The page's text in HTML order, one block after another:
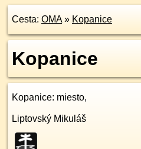
Cesta: OMA» Kopanice
Kopanice
Kopanice: miesto,
Liptovský Mikuláš